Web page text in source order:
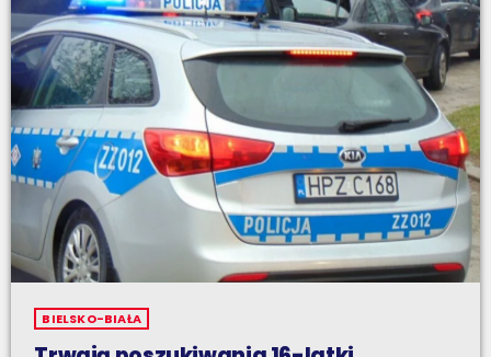
BIELSKO-BIAŁA